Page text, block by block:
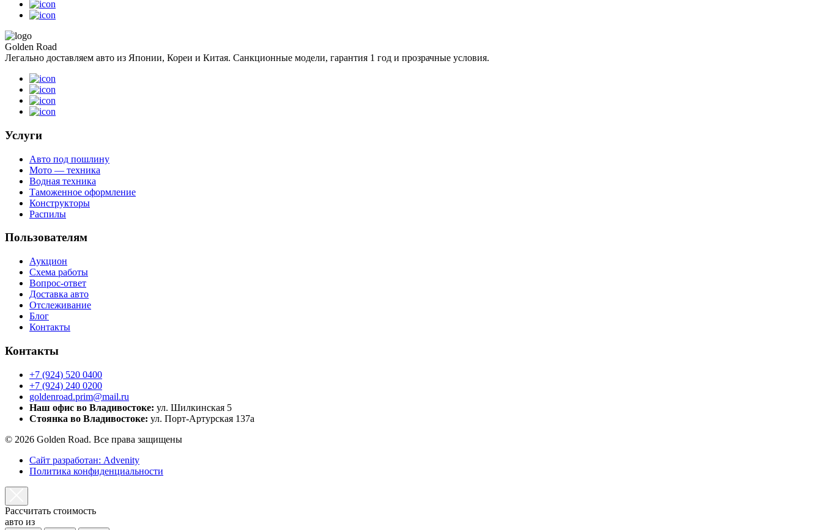
Golden Road
Легально доставляем авто из Японии, Кореи и Китая. Санкционные модели, гарантия 1 год и прозрачные условия.
Услуги
Авто под пошлину
Мото — техника
Водная техника
Таможенное оформление
Конструкторы
Распилы
Пользователям
Аукцион
Схема работы
Вопрос-ответ
Доставка авто
Отслеживание
Блог
Контакты
Контакты
+7 (924) 520 0400
+7 (924) 240 0200
goldenroad.prim@mail.ru
Наш офис во Владивостоке: ул. Шилкинская 5
Стоянка во Владивостоке: ул. Порт-Артурская 137а
© 2026 Golden Road. Все права защищены
Сайт разработан: Advenity
Политика конфиденциальности
Рассчитать стоимость
авто из